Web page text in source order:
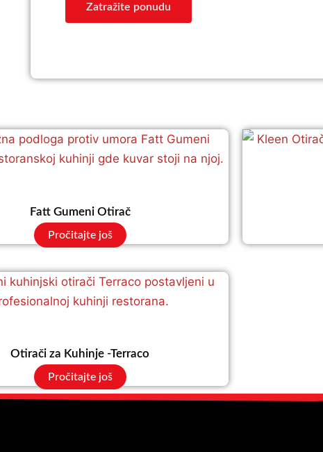
Zatražite ponudu
Fatt Gumeni Otirač
Pročitajte još
Otirači za Kuhinje -Terraco
Pročitajte još